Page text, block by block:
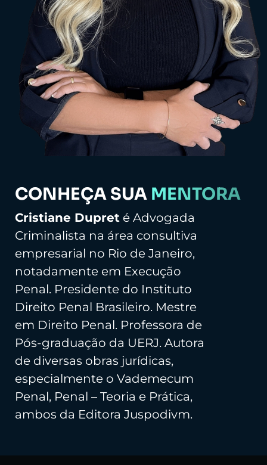
CONHEÇA SUA MENTORA
Cristiane Dupret é Advogada
Criminalista na área consultiva
empresarial no Rio de Janeiro,
notadamente em Execução
Penal. Presidente do Instituto
Direito Penal Brasileiro. Mestre
em Direito Penal. Professora de
Pós-graduação da UERJ. Autora
de diversas obras jurídicas,
especialmente o Vademecum
Penal, Penal – Teoria e Prática,
ambos da Editora Juspodivm.